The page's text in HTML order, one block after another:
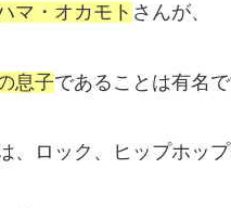
マ・オカモト さんが、
息子であることは有名で
、ロック、ヒップホッ